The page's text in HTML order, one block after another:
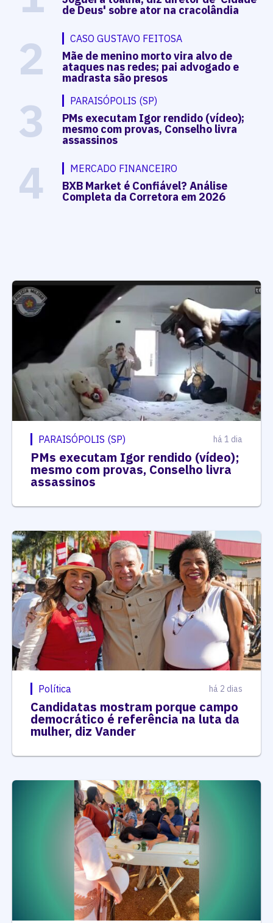
de Deus' sobre ator na cracolândia
2 CASO GUSTAVO FEITOSA
Mãe de menino morto vira alvo de
ataques nas redes; pai advogado e
madrasta são presos
3 PARAISÓPOLIS (SP)
PMs executam Igor rendido (vídeo);
mesmo com provas, Conselho livra
assassinos
4 MERCADO FINANCEIRO
BXB Market é Confiável? Análise
Completa da Corretora em 2026
PARAISÓPOLIS (SP) há 1 dia
PMs executam Igor rendido (vídeo);
mesmo com provas, Conselho livra
assassinos
Política há 2 dias
Candidatas mostram porque campo
democrático é referência na luta da
mulher, diz Vander